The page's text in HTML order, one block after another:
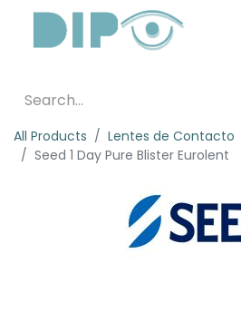
All Products
Lentes de Contacto
Seed 1 Day Pure Blister Eurolent